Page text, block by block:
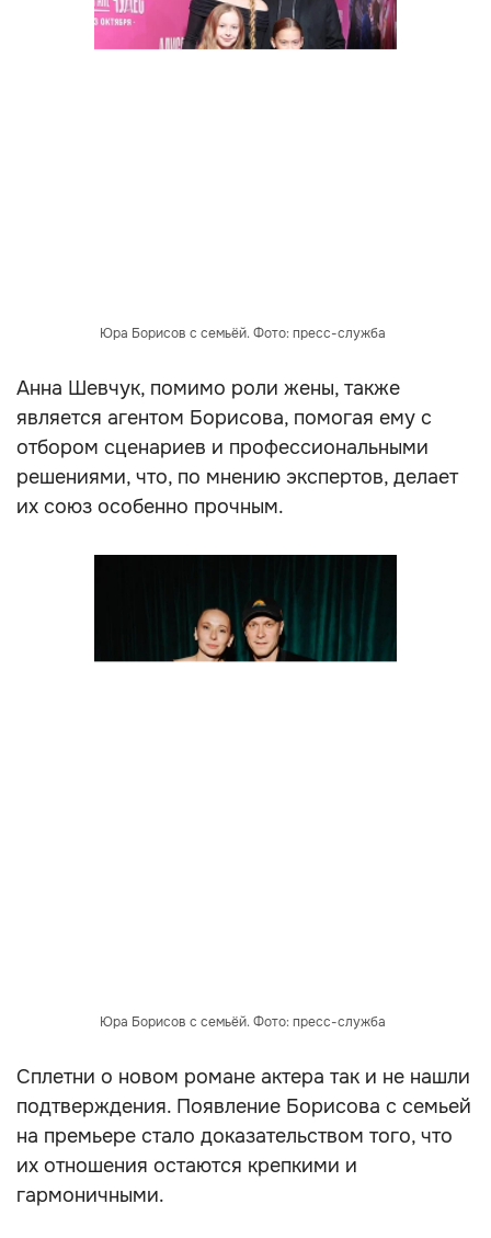
Юра Борисов с семьёй. Фото: пресс-служба
Анна Шевчук, помимо роли жены, также
является агентом Борисова, помогая ему с
отбором сценариев и профессиональными
решениями, что, по мнению экспертов, делает
их союз особенно прочным.
Юра Борисов с семьёй. Фото: пресс-служба
Сплетни о новом романе актера так и не нашли
подтверждения. Появление Борисова с семьей
на премьере стало доказательством того, что
их отношения остаются крепкими и
гармоничными.